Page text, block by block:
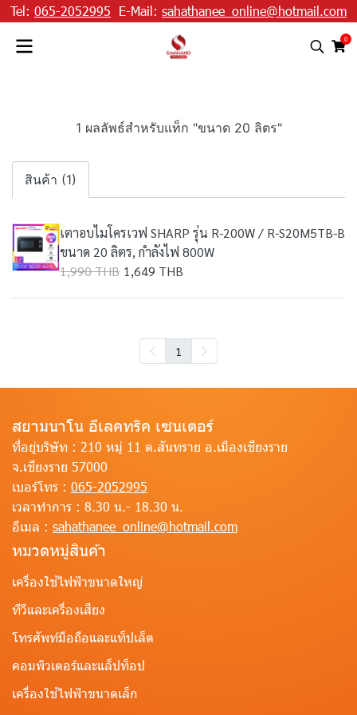
Tel: 065-2052995 E-Mail: sahathanee_online@hotmail.com
0
1 ผลลัพธ์สำหรับแท็ก "ขนาด 20 ลิตร"
สินค้า (1)
เตาอบไมโครเวฟ SHARP รุ่น R-200W / R-S20M5TB-B
ขนาด 20 ลิตร, กำลังไฟ 800W
1,990 THB 1,649 THB
1
สยามนาโน อีเลคทริค เซนเตอร์
ที่อยู่บริษัท : 210 หมู่ 11 ต.สันทราย อ.เมืองเชียงราย
จ.เชียงราย 57000
เบอร์โทร : 065-2052995
เวลาทำการ : 8.30 น.- 18.30 น.
อีเมล : sahathanee_online@hotmail.com
หมวดหมู่สินค้า
เครื่องใช้ไฟฟ้าขนาดใหญ่
ทีวีและเครื่องเสียง
โทรศัพท์มือถือและแท็ปเล็ต
คอมพิวเตอร์และแล็ปท็อป
เครื่องใช้ไฟฟ้าขนาดเล็ก